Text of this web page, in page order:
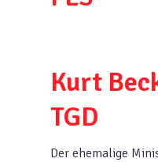
Kurt
TGD
Der ehemalige